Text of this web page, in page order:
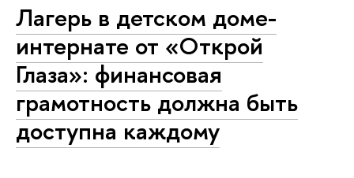
Лагерь в детском доме-
интернате от «Открой
Глаза»: финансовая
грамотность должна быть
доступна каждому